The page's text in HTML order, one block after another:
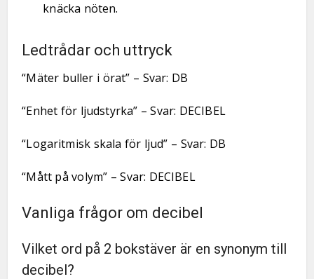
knäcka nöten.
Ledtrådar och uttryck
“Mäter buller i örat” – Svar: DB
“Enhet för ljudstyrka” – Svar: DECIBEL
“Logaritmisk skala för ljud” – Svar: DB
“Mått på volym” – Svar: DECIBEL
Vanliga frågor om decibel
Vilket ord på 2 bokstäver är en synonym till
decibel?